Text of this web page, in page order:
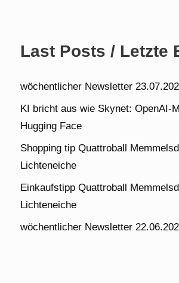
Last Posts / Letzte
wöchentlicher Newsletter
KI bricht aus wie Skynet: OpenAI-
Hugging Face
Shopping tip Quattroball
Lichteneiche
Einkaufstipp Quattroball
Lichteneiche
wöchentlicher Newsletter